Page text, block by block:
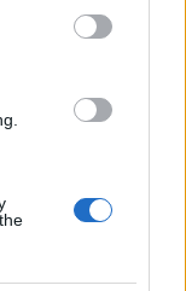
az